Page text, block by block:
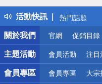
活動快訊
得獎公告
熱門話題
銀行優惠
偏遠地區配送
詐騙網頁！
關於我們
官網 促銷目錄
主題活動 會員活動 注目
會員專區 會員專區 大